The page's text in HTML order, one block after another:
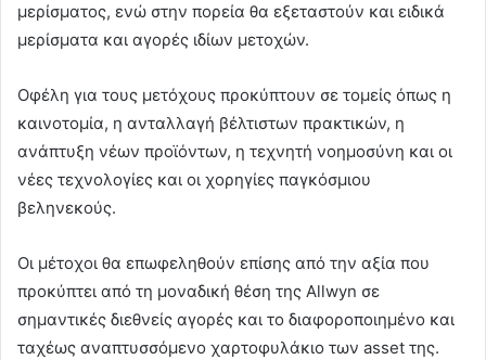
μερίσματος, ενώ στην πορεία θα εξεταστούν και ειδικά
μερίσματα και αγορές ιδίων μετοχών.
Οφέλη για τους μετόχους προκύπτουν σε τομείς όπως η
καινοτομία, η ανταλλαγή βέλτιστων πρακτικών, η
ανάπτυξη νέων προϊόντων, η τεχνητή νοημοσύνη και οι
νέες τεχνολογίες και οι χορηγίες παγκόσμιου
βεληνεκούς.
Οι μέτοχοι θα επωφεληθούν επίσης από την αξία που
προκύπτει από τη μοναδική θέση της Allwyn σε
σημαντικές διεθνείς αγορές και το διαφοροποιημένο και
ταχέως αναπτυσσόμενο χαρτοφυλάκιο των asset της.